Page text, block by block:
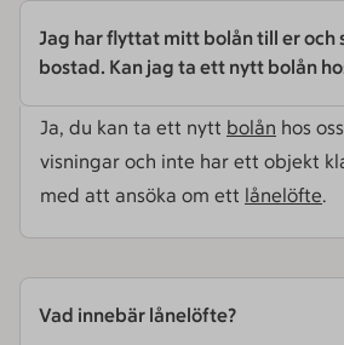
Jag har flyttat mitt bolån till er och
bostad. Kan jag ta ett nytt bolån
Ja, du kan ta ett nytt bolån hos
visningar och inte har ett objekt
med att ansöka om ett lånelöfte.
Vad innebär lånelöfte?